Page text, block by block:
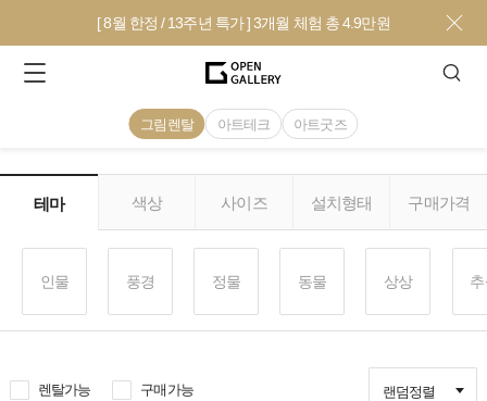
[ 8월 한정 / 13주년 특가 ] 3개월 체험 총 4.9만원
그림렌탈 아트테크 아트굿즈
테마 색상 사이즈 설치형태 구매가격
인물 풍경 정물 동물 상상
렌탈가능 구매가능 랜덤정렬